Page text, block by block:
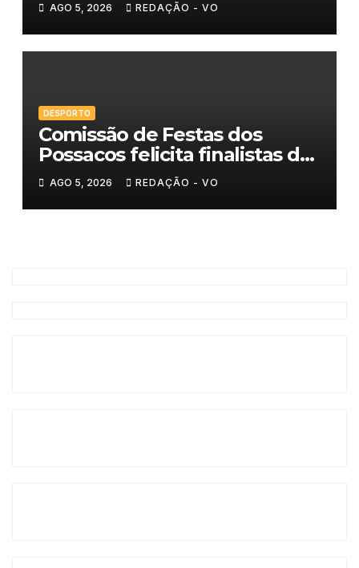
AGO 5, 2026 REDAÇÃO - VO
DESPORTO
Comissão de Festas dos
Possacos felicita finalistas do
Torneio de Sueca
AGO 5, 2026 REDAÇÃO - VO